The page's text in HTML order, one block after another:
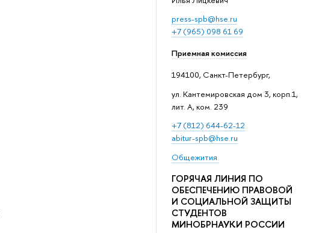
press-spb@hse.ru
+7 (965) 098 61 69
Приемная комиссия
194100, Санкт-Петербург,
ул. Кантемировская дом 3, корп.1,
лит. А, ком. 239
+7 (812) 644-62-12
abitur-spb@hse.ru
Общежития
ГОРЯЧАЯ ЛИНИЯ ПО
ОБЕСПЕЧЕНИЮ ПРАВОВОЙ
И СОЦИАЛЬНОЙ ЗАЩИТЫ
СТУДЕНТОВ
МИНОБРНАУКИ РОССИИ